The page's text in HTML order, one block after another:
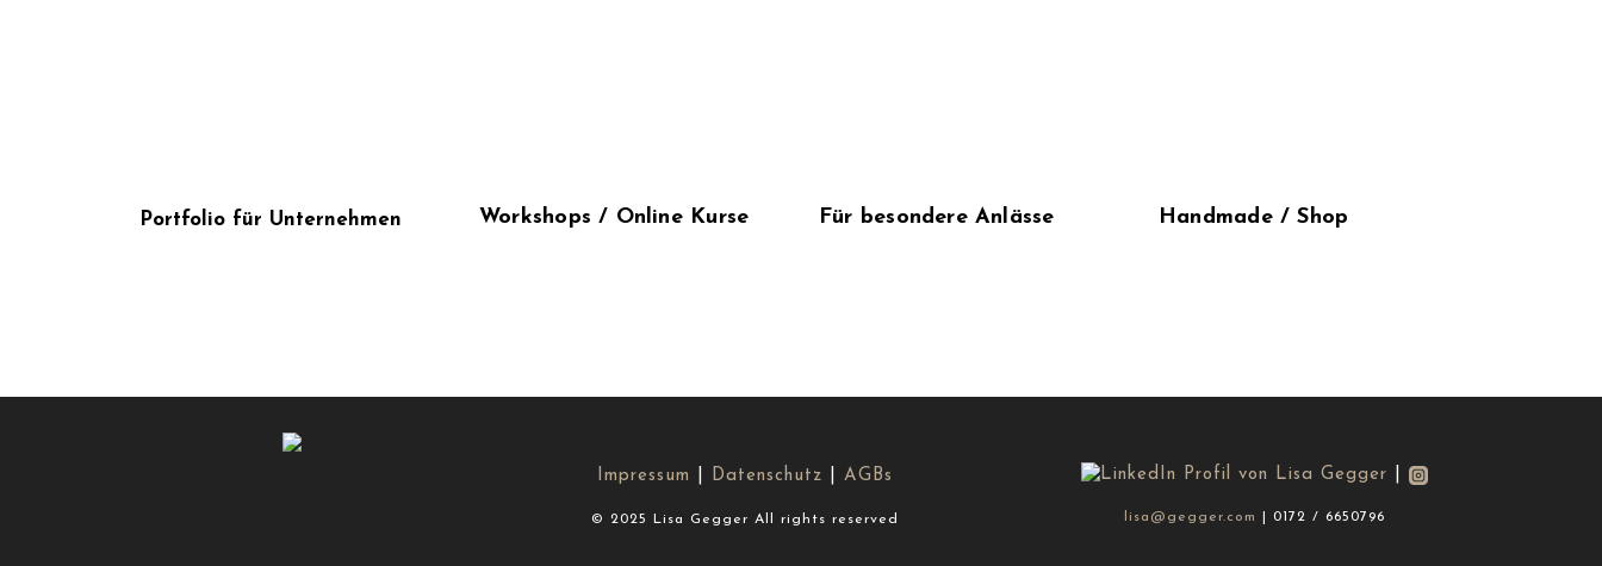
Portfolio für Unternehmen Workshops / Online Kurse Für besondere Anlässe Handmade / Shop
Impressum Datenschutz AGBs
© 2025 Lisa Gegger All rights reserved lisa@gegger.com | 0172 / 6650796